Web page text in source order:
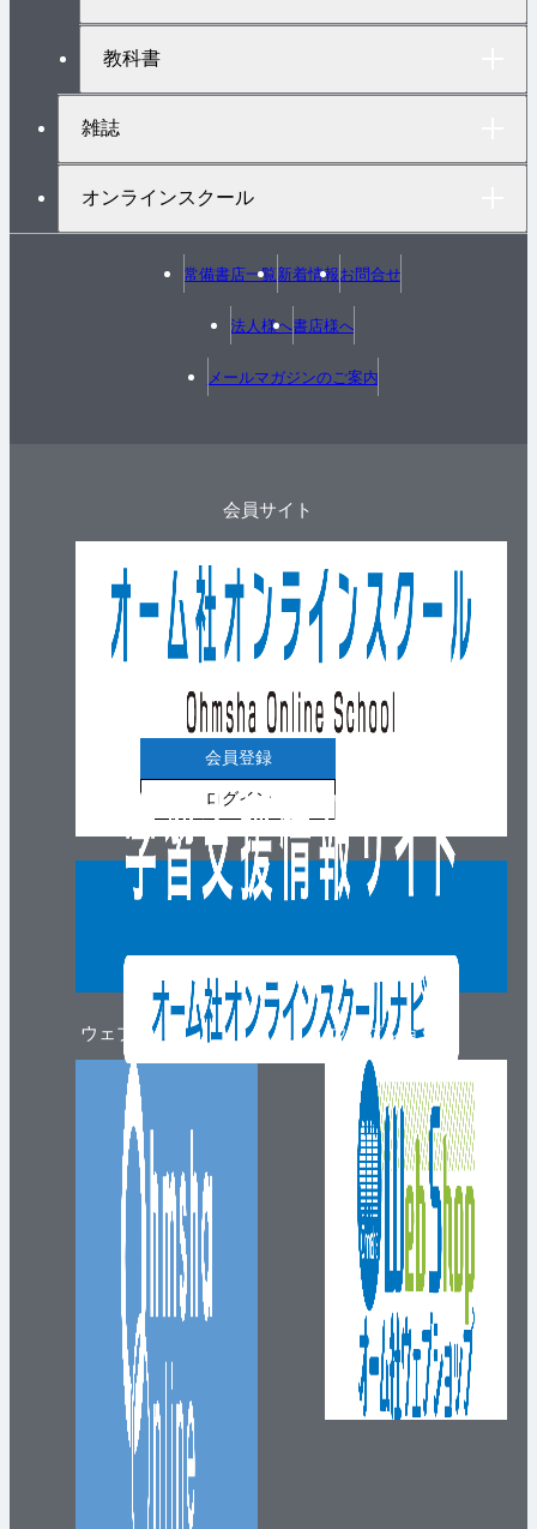
教科書
雑誌
オンラインスクール
常備書店一覧新着情報お問合せ
法人様へ書店様へ
メールマガジンのご案内
ウェブマガジン
会員サイト
会員登録
ログイン
ウェブショップ